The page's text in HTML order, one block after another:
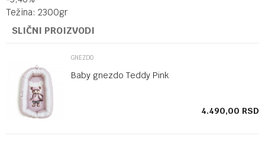
Težina: 2300gr
SLIČNI PROIZVODI
GNEZDO
Baby gnezdo Teddy Pink
4.490,00 RSD